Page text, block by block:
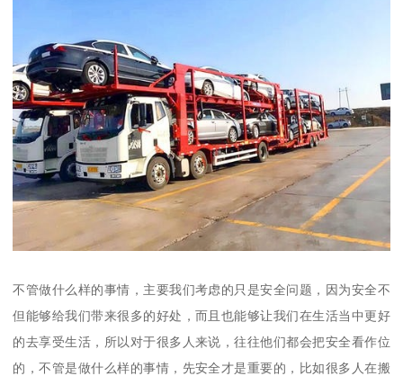
不管做什么样的事情，主要我们考虑的只是安全问题，因为安全不
但能够给我们带来很多的好处，而且也能够让我们在生活当中更好
的去享受生活，所以对于很多人来说，往往他们都会把安全看作位
的，不管是做什么样的事情，先安全才是重要的，比如很多人在搬